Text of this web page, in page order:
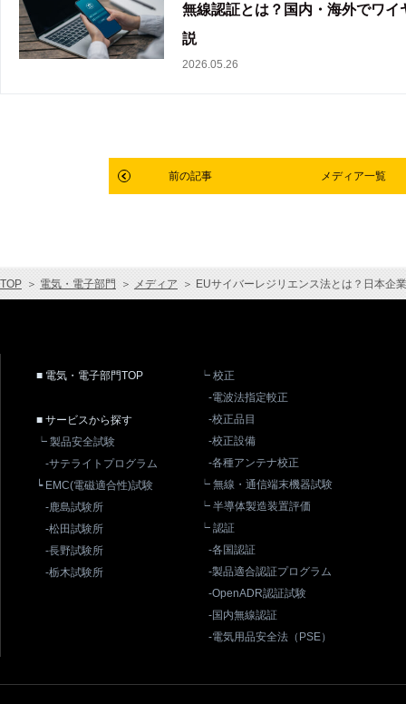
無線認証とは？国内・海外でワ
説
2026.05.26
前の記事 メディア一覧
TOP ＞ 電気・電子部門 ＞ メディア ＞ EUサイバーレジリエンス法とは？日本企
■ 電気・電子部門TOP
■ サービスから探す
┕ 製品安全試験
-サテライトプログラム
┕ EMC(電磁適合性)試験
-鹿島試験所
-松田試験所
-長野試験所
-栃木試験所
┕ 校正
-電波法指定較正
-校正品目
-校正設備
-各種アンテナ校正
┕ 無線・通信端末機器試験
┕ 半導体製造装置評価
┕ 認証
-各国認証
-製品適合認証プログラム
-OpenADR認証試験
-国内無線認証
-電気用品安全法（PSE）